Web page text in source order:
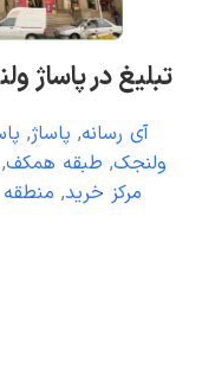
تبلیغ در پاساژ
آی رسانه, پاساژ,
ولنجک, طبقه همکف,
مرکز خريد, منطقه 1